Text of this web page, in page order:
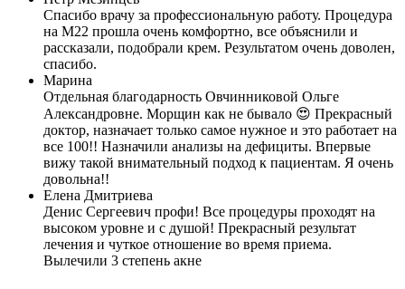
Спасибо врачу за профессиональную работу. Процедура
на М22 прошла очень комфортно, все объяснили и
рассказали, подобрали крем. Результатом очень доволен,
спасибо.
Марина
Отдельная благодарность Овчинниковой Ольге
Александровне. Морщин как не бывало 😍 Прекрасный
доктор, назначает только самое нужное и это работает на
все 100!! Назначили анализы на дефициты. Впервые
вижу такой внимательный подход к пациентам. Я очень
довольна!!
Елена Дмитриева
Денис Сергеевич профи! Все процедуры проходят на
высоком уровне и с душой! Прекрасный результат
лечения и чуткое отношение во время приема.
Вылечили 3 степень акне